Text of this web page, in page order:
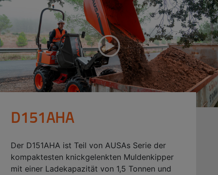
D151AHA
Der D151AHA ist Teil von AUSAs Serie der
kompaktesten knickgelenkten Muldenkipper
mit einer Ladekapazität von 1,5 Tonnen und